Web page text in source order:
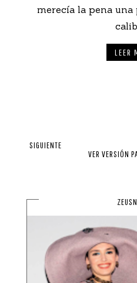
merecía la pena una
LEER
SIGUIENTE
VER VERSIÓN